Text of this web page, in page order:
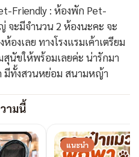
Friendly : ห้องพัก Pet-
จะมีจำนวน 2 ห้องนะคะ จะ
งเลย ทางโรงแรมเค้าเตรียม
นัขให้พร้อมเลยค่ะ น่ารักมา
มีทั้งสวนหย่อม สนามหญ้า
ามนี้
แนะนำ